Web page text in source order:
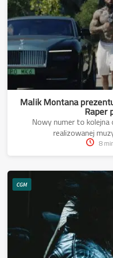
Malik Montana
Raper
Nowy numer to kolejna
realizowanej
8
CGM